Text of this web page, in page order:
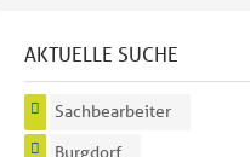
AKTUELLE SUCHE
Sachbearbeiter
Burgdorf